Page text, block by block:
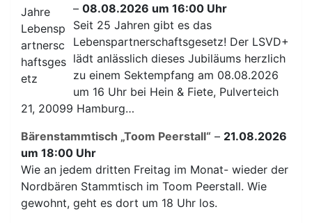
– 08.08.2026 um 16:00 Uhr
Seit 25 Jahren gibt es das
Lebenspartnerschaftsgesetz! Der LSVD+
lädt anlässlich dieses Jubiläums herzlich
zu einem Sektempfang am 08.08.2026
um 16 Uhr bei Hein & Fiete, Pulverteich
21, 20099 Hamburg…
Bärenstammtisch „Toom Peerstall“ – 21.08.2026
um 18:00 Uhr
Wie an jedem dritten Freitag im Monat- wieder der
Nordbären Stammtisch im Toom Peerstall. Wie
gewohnt, geht es dort um 18 Uhr los.